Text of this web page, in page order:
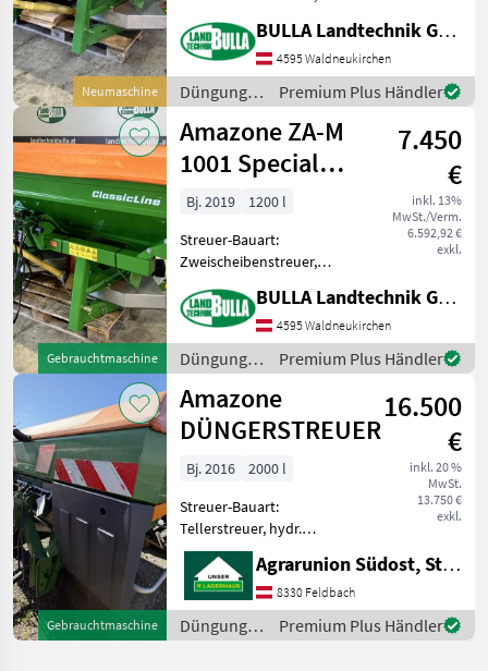
Neumaschine
Streumengenverstellung
AMAZONE Düngerstreuer
ZA-M Special 1002 Easy + Bj.
2026, Neumaschine lagernd
+ ele
BULLA Landtechnik GmbH
4595 Waldneukirchen
Düngung
und
Beregnung
/ Amazone
Premium Plus Händler
Gebrauchtmaschine
Amazone ZA-M
1001 Special
Easy
7.450
€
inkl. 13%
MwSt./Verm.
6.592,92 €
exkl.
Bj. 2019
1200 l
Streuer-Bauart:
Zweischeibenstreuer,
Grenzstreueinrichtung,
Streumengenverstellung
AMAZONE Düngerstreuer
ZA-M 1001 Special Easy + Bj.
2019 + 1200 Lit
BULLA Landtechnik GmbH
4595 Waldneukirchen
Düngung
und
Beregnung
/ Amazone
Premium Plus Händler
Gebrauchtmaschine
Amazone
DÜNGERSTREUER
16.500
€
inkl. 20 %
MwSt.
13.750 €
exkl.
Bj. 2016
2000 l
Streuer-Bauart:
Tellerstreuer, hydr.
Betätigung,
Grenzstreueinrichtung
Düngerstreuer der Marke
Amazone in neuwertigem
Zustand zum TOP Preis!!!
Agrarunion Südost, Standort Gniebing
8330 Feldbach
Düngung
und
Premium Plus Händler